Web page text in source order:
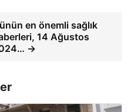
en önemli sağlık
14 Ağustos
→